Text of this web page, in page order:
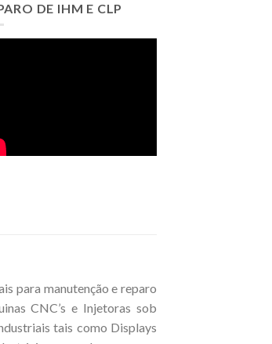
DE IHM E CLP
para manutenção e reparo
CNC’s e Injetoras sob
tais como Displays